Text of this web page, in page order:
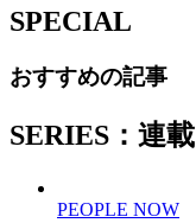
SPECIAL
おすすめの記事
SERIES：連載
PEOPLE NOW